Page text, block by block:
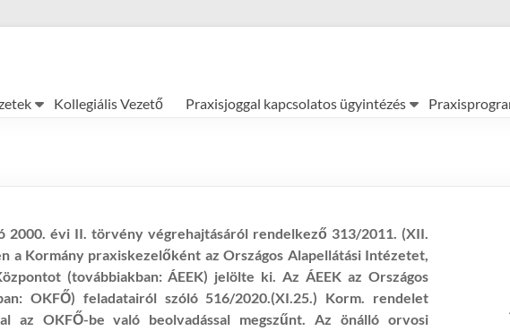
Kollegiális Vezető Praxisjoggal kapcsolatos ügyintézés
2000. évi II. törvény végrehajtásáról rendelkező 313/2011. (XII.
a Kormány praxiskezelőként az Országos Alapellátási Intézetet,
(továbbiakban: ÁEEK) jelölte ki. Az ÁEEK az Országos
OKFŐ) feladatairól szóló 516/2020.(XI.25.) Korm. rendelet
az OKFŐ-be való beolvadással megszűnt. Az önálló orvosi